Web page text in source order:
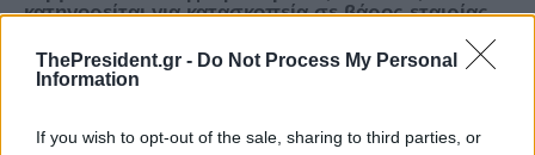
ThePresident.gr - Do Not Process My Personal
Information
If you wish to opt-out of the sale, sharing to third parties, or